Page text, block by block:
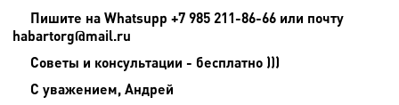
Пишите на Whatsupp +7 985 211-86-66 или почту
habartorg@mail.ru
Советы и консультации - бесплатно )))
С уважением, Андрей